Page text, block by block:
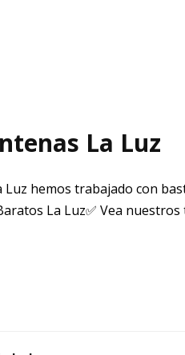
La Luz
Luz hemos trabajado con
La Luz✅ Vea